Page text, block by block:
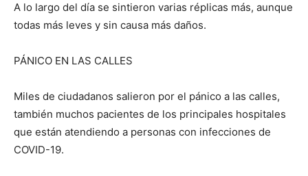
A lo largo del día se sintieron varias réplicas más, aunque
todas más leves y sin causa más daños.
PÁNICO EN LAS CALLES
Miles de ciudadanos salieron por el pánico a las calles,
también muchos pacientes de los principales hospitales
que están atendiendo a personas con infecciones de
COVID-19.